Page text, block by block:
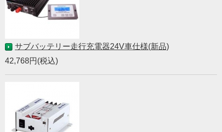
サブバッテリー走行充電器24V車仕様(新品)
42,768円(税込)